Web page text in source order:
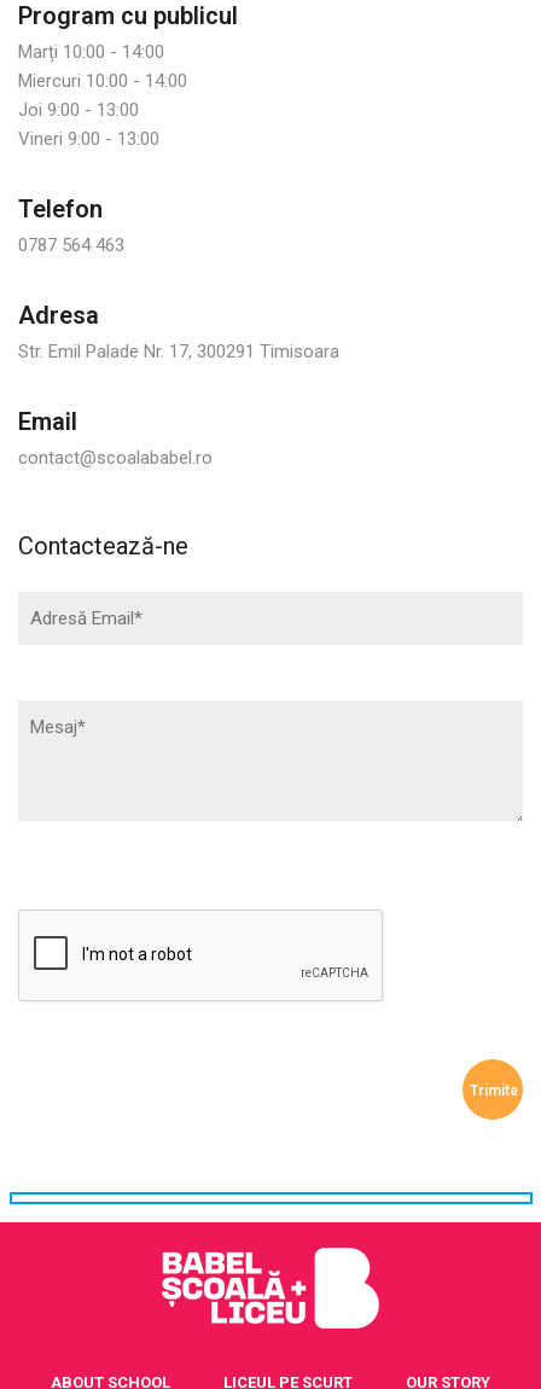
Program cu publicul
Marți 10:00 - 14:00
Miercuri 10:00 - 14:00
Joi 9:00 - 13:00
Vineri 9:00 - 13:00
Telefon
0787 564 463
Adresa
Str. Emil Palade Nr. 17, 300291 Timisoara
Email
contact@scoalababel.ro
Contactează-ne
ABOUT SCHOOL LICEUL PE SCURT OUR STORY